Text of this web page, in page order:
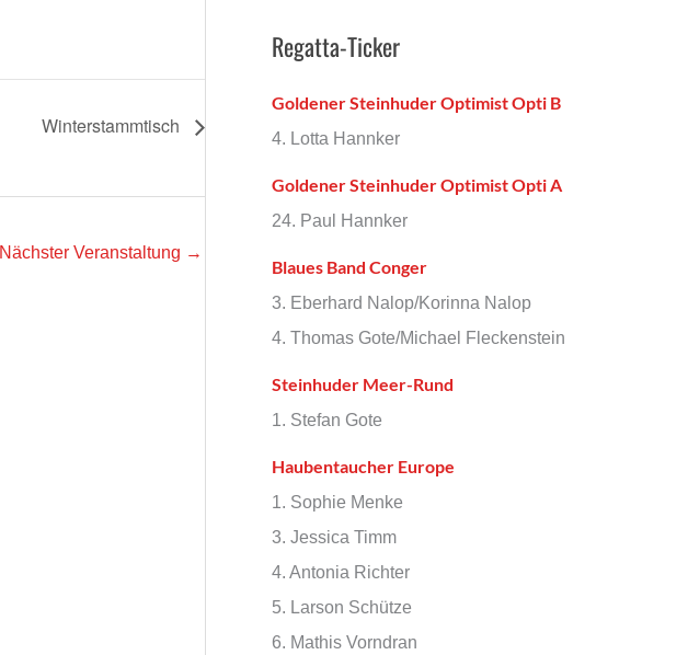
Winterstammtisch
Nächster Veranstaltung →
Regatta-Ticker
Goldener Steinhuder Optimist Opti B
4. Lotta Hannker
Goldener Steinhuder Optimist Opti A
24. Paul Hannker
Blaues Band Conger
3. Eberhard Nalop/Korinna Nalop
4. Thomas Gote/Michael Fleckenstein
Steinhuder Meer-Rund
1. Stefan Gote
Haubentaucher Europe
1. Sophie Menke
3. Jessica Timm
4. Antonia Richter
5. Larson Schütze
6. Mathis Vorndran